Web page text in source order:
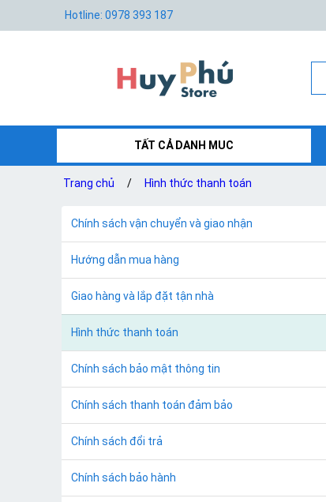
Hotline: 0978 393 187
TẤT CẢ DANH MUC
Trang chủ / Hình thức thanh toán
Chính sách vận chuyển và giao nhận
Hướng dẫn mua hàng
Giao hàng và lắp đặt tận nhà
Hình thức thanh toán
Chính sách bảo mật thông tin
Chính sách thanh toán đảm bảo
Chính sách đổi trả
Chính sách bảo hành